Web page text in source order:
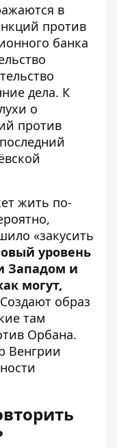
в
против
банка
дела. К
о
против
жить по-
«закусить
уровень
Западом и
могут,
Создают образ
там
Орбана.
Венгрии